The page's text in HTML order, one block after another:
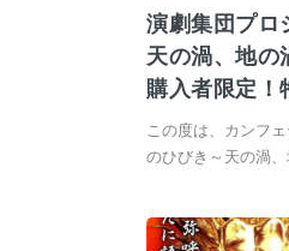
演劇集団プロ
天の渦、地の
購入者限定！
この度は、カンフ
のひびき～天の渦